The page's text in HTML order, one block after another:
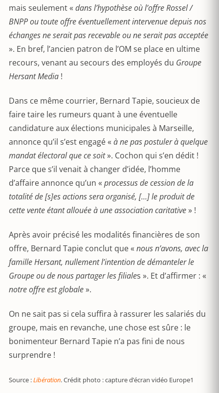
mais seulement « dans l’hypothèse où l’offre Rossel /
BNPP ou toute offre éventuellement intervenue depuis nos
échanges ne serait pas recevable ou ne serait pas acceptée
». En bref, l’ancien patron de l’OM se place en ultime
recours, venant au secours des employés du Groupe
Hersant Media !
Dans ce même courrier, Bernard Tapie, soucieux de
faire taire les rumeurs quant à une éventuelle
candidature aux élections municipales à Marseille,
annonce qu’il s’est engagé « à ne pas postuler à quelque
mandat électoral que ce soit». Cochon qui s’en dédit !
Parce que s’il venait à changer d’idée, l’homme
d’affaire annonce qu’un « processus de cession de la
totalité de [s]es actions sera organisé, […] le produit de
cette vente étant allouée à une association caritative» !
Après avoir précisé les modalités financières de son
offre, Bernard Tapie conclut que « nous n’avons, avec la
famille Hersant, nullement l’intention de démanteler le
Groupe ou de nous partager les filiales ». Et d’affirmer : «
notre offre est globale».
On ne sait pas si cela suffira à rassurer les salariés du
groupe, mais en revanche, une chose est sûre : le
bonimenteur Bernard Tapie n’a pas fini de nous
surprendre !
Source :Libération. Crédit photo : capture d’écran vidéo Europe1